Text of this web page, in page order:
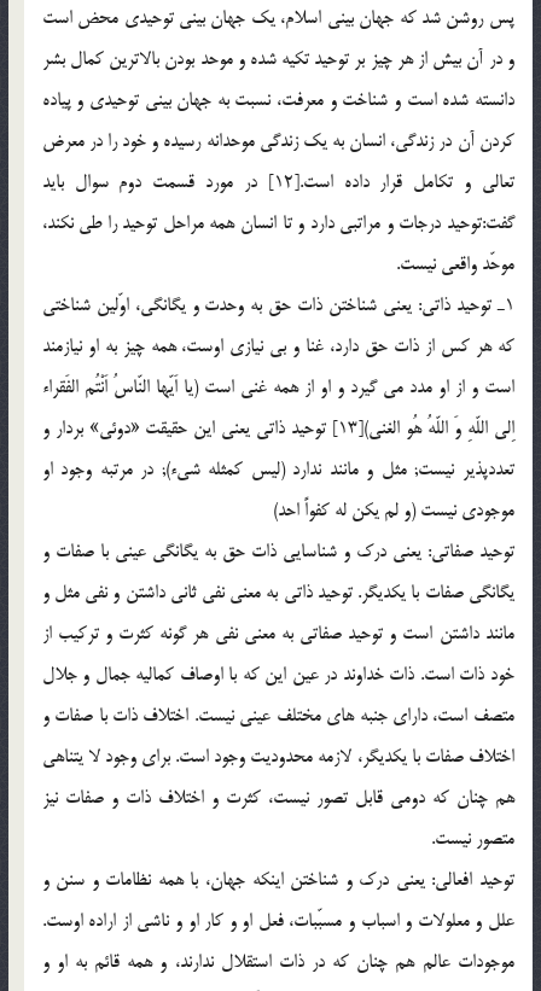
پس روشن شد كه جهان بيني اسلام، يك جهان بيني توحيدي محض است
و در آن بيش از هر چيز بر توحيد تكيه شده و موحد بودن بالاترين كمال بشر
دانسته شده است و شناخت و معرفت، نسبت به جهان بيني توحيدي و پياده
كردن آن در زندگي، انسان به يك زندگي موحدانه رسيده و خود را در معرض
تعالي و تكامل قرار داده است.[12] در مورد قسمت دوم سوال باید
گفت:توحيد درجات و مراتبی دارد و تا انسان همه مراحل توحيد را طي نكند،
موحّد واقعي نيست.
1ـ توحيد ذاتي: يعني شناختن ذات حق به وحدت و يگانگي، اوّلين شناختي
كه هر كس از ذات حق دارد، غنا و بي نيازي اوست، همه چيز به او نيازمند
است و از او مدد مي گيرد و او از همه غني است (يا اَيّها النّاسُ اَنْتُم الفَقراء
اِلي اللّهِ وَ اللّهُ هُو الغني)[13] توحيد ذاتي يعني اين حقيقت «دوئي» بردار و
تعددپذير نيست; مثل و مانند ندارد (ليس كمثله شيء); در مرتبه وجود او
موجودي نيست (و لم يكن له كفواً احد)
توحيد صفاتي: يعني درك و شناسايي ذات حق به يگانگي عيني با صفات و
يگانگي صفات با يكديگر. توحيد ذاتي به معني نفي ثاني داشتن و نفي مثل و
مانند داشتن است و توحيد صفاتي به معني نفي هر گونه كثرت و تركيب از
خود ذات است. ذات خداوند در عين اين كه با اوصاف كماليه جمال و جلال
متصف است، داراي جنبه هاي مختلف عيني نيست. اختلاف ذات با صفات و
اختلاف صفات با يكديگر، لازمه محدوديت وجود است. براي وجود لا يتناهي
هم چنان كه دومي قابل تصور نيست، كثرت و اختلاف ذات و صفات نيز
متصور نيست.
توحيد افعالي: يعني درك و شناختن اينكه جهان، با همه نظامات و سنن و
علل و معلولات و اسباب و مسبّبات، فعل او و كار او و ناشي از اراده اوست.
موجودات عالم هم چنان كه در ذات استقلال ندارند، و همه قائم به او و